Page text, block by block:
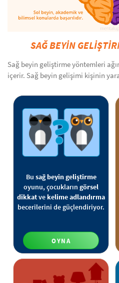
SAĞ BEYİN
Sağ beyin geliştirme yöntemleri
içerir. Sağ beyin gelişimi kişinin
Bu sağ beyin geliştirme
oyunu, çocuklarıngörsel
dikkatvekelime adlandırma
becerilerini de güçlendiriyor.
OYNA